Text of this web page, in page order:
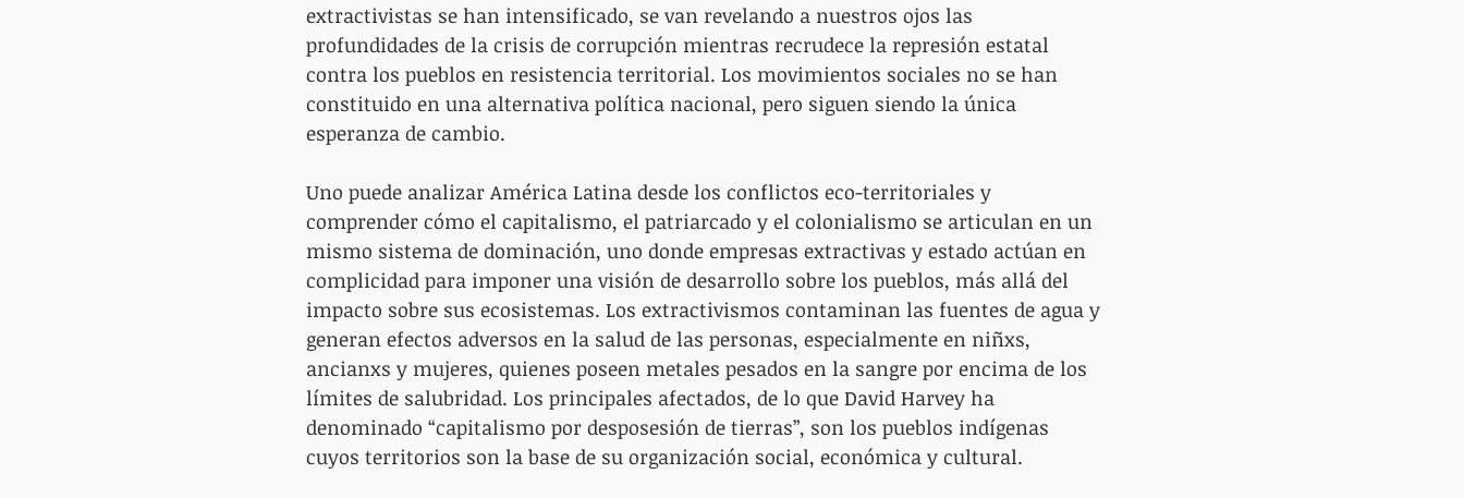
extractivistas se han intensificado, se van revelando a nuestros ojos las
profundidades de la crisis de corrupción mientras recrudece la represión estatal
contra los pueblos en resistencia territorial. Los movimientos sociales no se han
constituido en una alternativa política nacional, pero siguen siendo la única
esperanza de cambio.
Uno puede analizar América Latina desde los conflictos eco-territoriales y
comprender cómo el capitalismo, el patriarcado y el colonialismo se articulan en un
mismo sistema de dominación, uno donde empresas extractivas y estado actúan en
complicidad para imponer una visión de desarrollo sobre los pueblos, más allá del
impacto sobre sus ecosistemas. Los extractivismos contaminan las fuentes de agua y
generan efectos adversos en la salud de las personas, especialmente en niñxs,
ancianxs y mujeres, quienes poseen metales pesados en la sangre por encima de los
límites de salubridad. Los principales afectados, de lo que David Harvey ha
denominado “capitalismo por desposesión de tierras”, son los pueblos indígenas
cuyos territorios son la base de su organización social, económica y cultural.